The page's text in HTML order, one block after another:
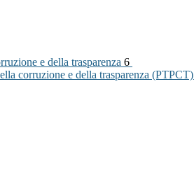
e della trasparenza 6
corruzione e della trasparenza (PTPCT)